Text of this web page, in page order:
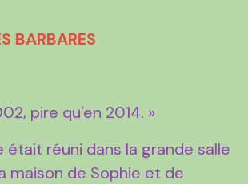
BARBARES
pire qu'en 2014. »
était réuni dans la grande salle
maison de Sophie et de